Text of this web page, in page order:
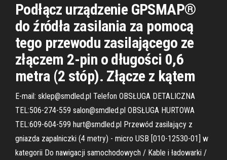
Podłącz urządzenie GPSMAP®
do źródła zasilania za pomocą
tego przewodu zasilającego ze
złączem 2-pin o długości 0,6
metra (2 stóp). Złącze z kątem
E-mail: sklep@smdled.pl Telefon OBSŁUGA DETALICZNA
TEL:506-274-559 salon@smdled.pl OBSŁUGA HURTOWA
TEL:609-604-599 hurt@smdled.pl Przewód zasilający z
gniazda zapalniczki (4 metry) - micro USB [010-12530-01] w
kategorii Do nawigacji samochodowych / Kable i ładowarki /